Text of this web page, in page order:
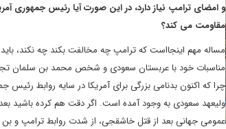
و امضای ترامپ نیاز دارد، در این صورت آیا رئیس جمهوری
مقاومت می کند؟
مساله مهم اینجااست که ترامپ چه مخالفت بکند چه نکند،
مناسبات خود با عربستان سعودی و شخص محمد بن سلمان
چرا که اکنون بدنامی بزرگی برای آمریکا در سایه روابط رئیس
ولیعهد سعودی به وجود آمده است. اگر دقت هم کرده باشید بعد
عمومی جهانی بعد از قتل خاشقجی، از شدت روابط ترامپ و بن